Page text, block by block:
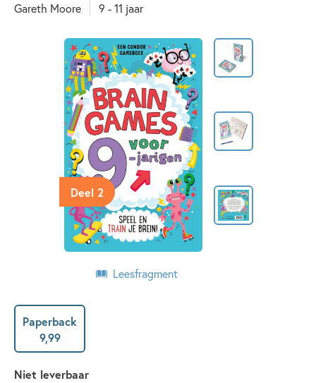
Gareth Moore 9 - 11 jaar
Deel 2
Leesfragment
Paperback
9,99
Niet leverbaar